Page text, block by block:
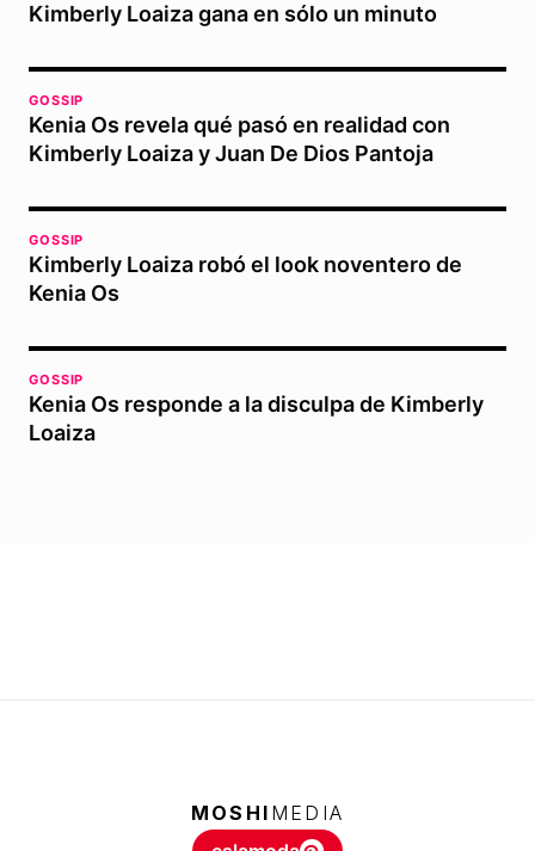
Kimberly Loaiza gana en sólo un minuto
GOSSIP
Kenia Os revela qué pasó en realidad con
Kimberly Loaiza y Juan De Dios Pantoja
GOSSIP
Kimberly Loaiza robó el look noventero de
Kenia Os
GOSSIP
Kenia Os responde a la disculpa de Kimberly
Loaiza
MOSHI MEDIA